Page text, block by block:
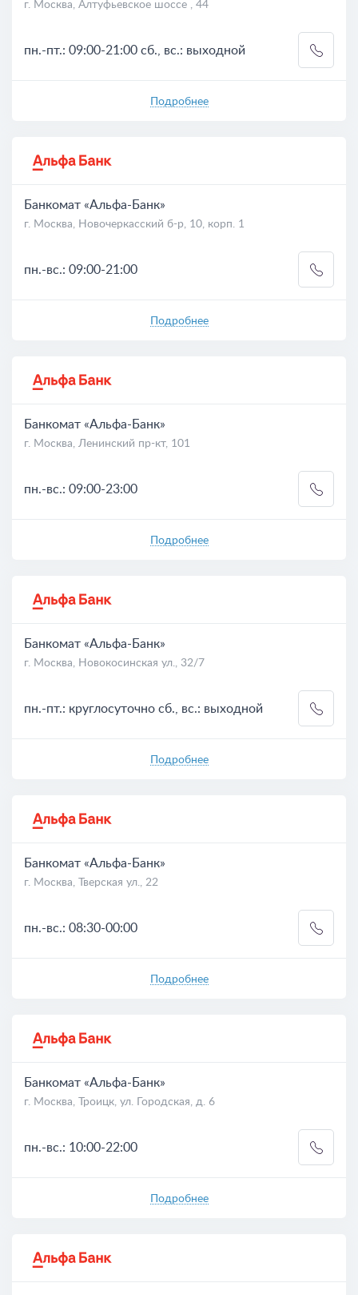
г. Москва, Алтуфьевское шоссе , 44
пн.-пт.: 09:00-21:00 сб., вс.: выходной
Подробнее
Банкомат «Альфа-Банк»
г. Москва, Новочеркасский б-р, 10, корп. 1
пн.-вс.: 09:00-21:00
Подробнее
Банкомат «Альфа-Банк»
г. Москва, Ленинский пр-кт, 101
пн.-вс.: 09:00-23:00
Подробнее
Банкомат «Альфа-Банк»
г. Москва, Новокосинская ул., 32/7
пн.-пт.: круглосуточно сб., вс.: выходной
Подробнее
Банкомат «Альфа-Банк»
г. Москва, Тверская ул., 22
пн.-вс.: 08:30-00:00
Подробнее
Банкомат «Альфа-Банк»
г. Москва, Троицк, ул. Городская, д. 6
пн.-вс.: 10:00-22:00
Подробнее